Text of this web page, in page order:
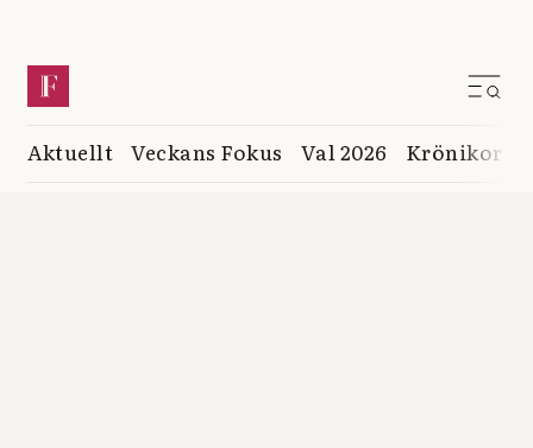
Aktuellt Veckans Fokus Val 2026 Krönikor